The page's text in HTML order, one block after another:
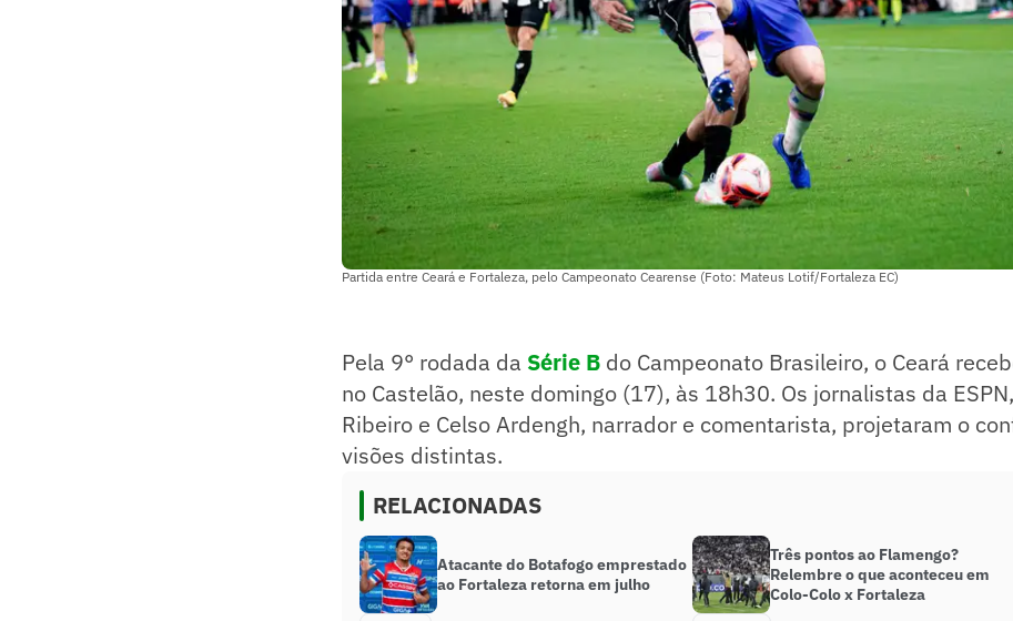
Partida entre Ceará e Fortaleza, pelo Campeonato Cearense (Foto: Mateus Lotif/Fortaleza EC)
Pela 9° rodada da Série B do Campeonato Brasileiro, o Ceará
no Castelão, neste domingo (17), às 18h30. Os jornalistas da
Ribeiro e Celso Ardengh, narrador e comentarista, projetaram o
visões distintas.
RELACIONADAS
Atacante do Botafogo emprestado
ao Fortaleza retorna em julho
Três pontos ao Flamengo?
Relembre o que aconteceu em
Colo-Colo x Fortaleza